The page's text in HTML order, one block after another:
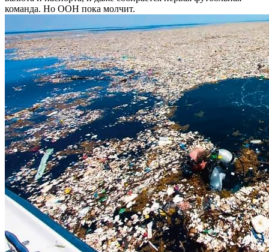
команда. Но ООН пока молчит.